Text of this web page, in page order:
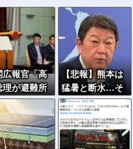
広報官「高
理が避難所
分しか視察
かったなん
マ！50分い
????」 →
【悲報】熊本は
猛暑と断水…そ
の頃、茂木外相
は中南米でニッ
コリ動画公開